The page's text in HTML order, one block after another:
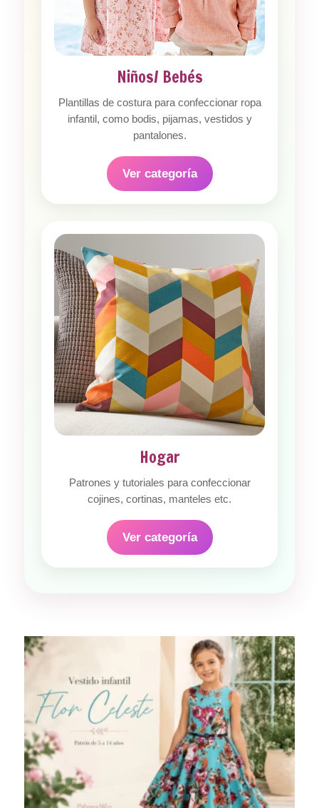
Niños/ Bebés
Plantillas de costura para confeccionar ropa
infantil, como bodis, pijamas, vestidos y
pantalones.
Ver categoría
Hogar
Patrones y tutoriales para confeccionar
cojines, cortinas, manteles etc.
Ver categoría